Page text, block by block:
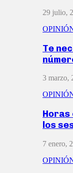
29 julio,
Te
3 marzo,
Horas
los
7 enero,